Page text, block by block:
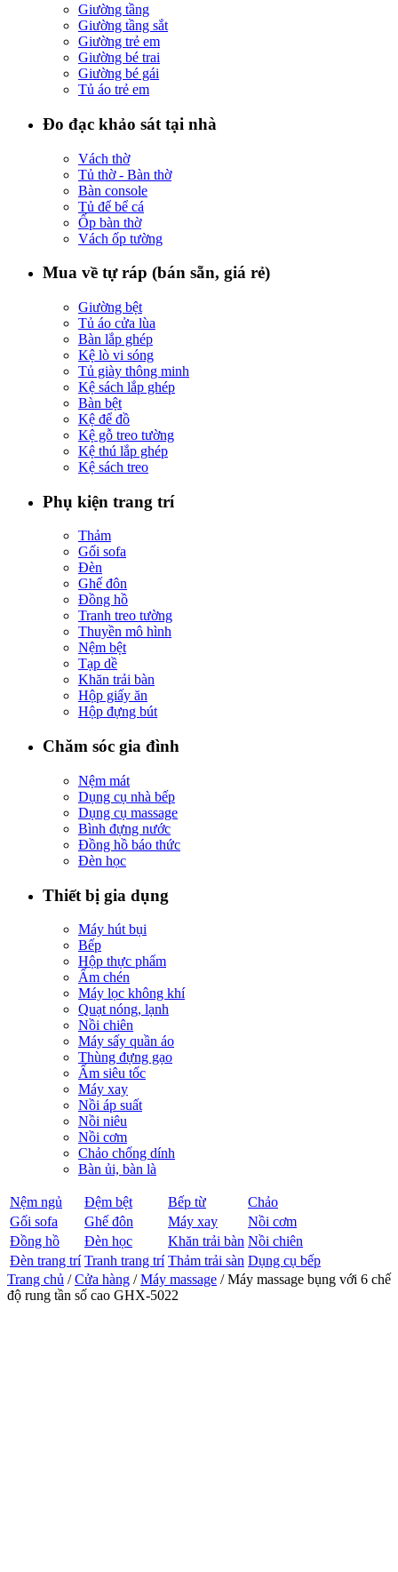
Giường tầng
Giường tầng sắt
Giường trẻ em
Giường bé trai
Giường bé gái
Tủ áo trẻ em
Đo đạc khảo sát tại nhà
Vách thờ
Tủ thờ - Bàn thờ
Bàn console
Tủ để bể cá
Ốp bàn thờ
Vách ốp tường
Mua về tự ráp (bán sẵn, giá rẻ)
Giường bệt
Tủ áo cửa lùa
Bàn lắp ghép
Kệ lò vi sóng
Tủ giày thông minh
Kệ sách lắp ghép
Bàn bệt
Kệ để đồ
Kệ gỗ treo tường
Kệ thú lắp ghép
Kệ sách treo
Phụ kiện trang trí
Thảm
Gối sofa
Đèn
Ghế đôn
Đồng hồ
Tranh treo tường
Thuyền mô hình
Nệm bệt
Tạp dề
Khăn trải bàn
Hộp giấy ăn
Hộp đựng bút
Chăm sóc gia đình
Nệm mát
Dụng cụ nhà bếp
Dụng cụ massage
Bình đựng nước
Đồng hồ báo thức
Đèn học
Thiết bị gia dụng
Máy hút bụi
Bếp
Hộp thực phẩm
Ấm chén
Máy lọc không khí
Quạt nóng, lạnh
Nồi chiên
Máy sấy quần áo
Thùng đựng gạo
Ấm siêu tốc
Máy xay
Nồi áp suất
Nồi niêu
Nồi cơm
Chảo chống dính
Bàn ủi, bàn là
Nệm ngủ Đệm bệt Bếp từ
Chảo
Gối sofa
Ghế đôn Máy xay
Nồi cơm
Đồng hồ
Đèn học Khăn trải bàn Nồi chiên
Đèn trang trí Tranh trang trí Thảm trải sàn Dụng cụ bếp
Trang chủ /Cửa hàng /Máy massage / Máy massage bụng với 6 chế
độ rung tần số cao GHX-5022